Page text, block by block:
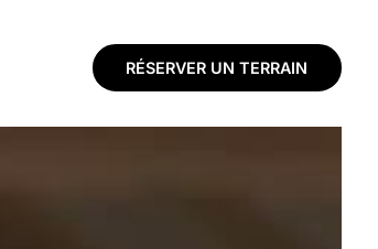
RÉSERVER UN TERRAIN